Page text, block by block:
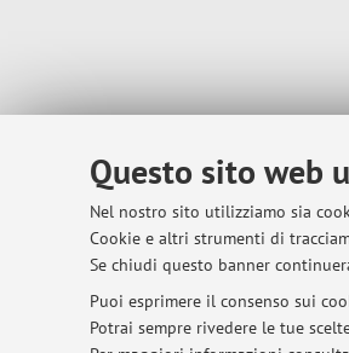
Questo sito web
Nel nostro sito utilizziamo sia
Cookie e altri strumenti di
Se chiudi questo banner
Puoi esprimere il consenso sui
Potrai sempre rivedere le tue